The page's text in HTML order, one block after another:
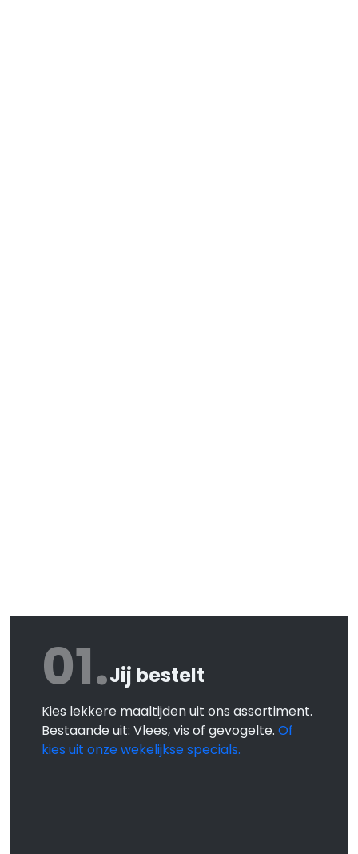
01.Jij bestelt
Kies lekkere maaltijden uit ons assortiment.
Bestaande uit: Vlees, vis of gevogelte. Of
kies uit onze wekelijkse specials.